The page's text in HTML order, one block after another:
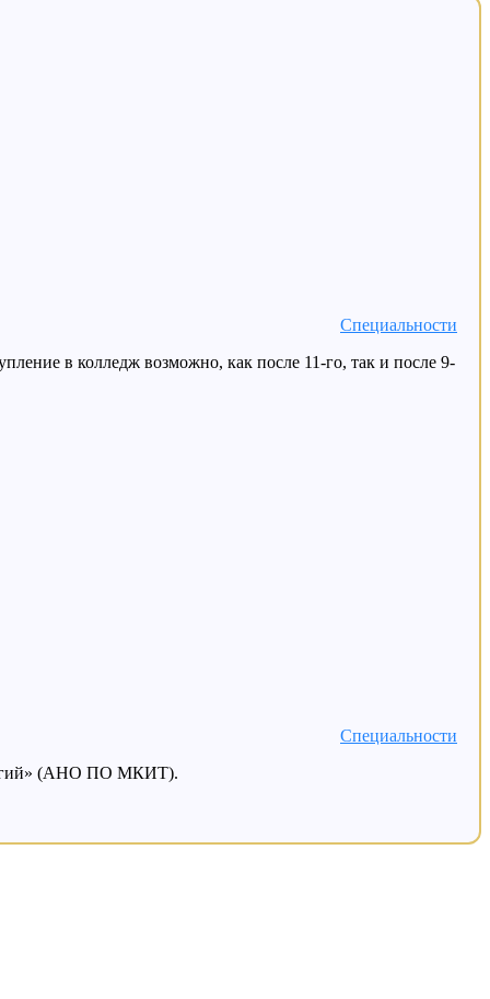
Специальности
в колледж возможно, как после 11-го, так и после 9-
Специальности
(АНО ПО МКИТ).